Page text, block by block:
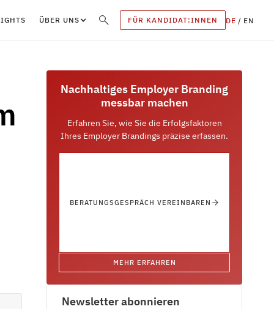
ÜBER UNS FÜR KANDIDAT:INNEN DE / EN
Nachhaltiges Employer Branding
messbar machen
Erfahren Sie, wie Sie die Erfolgsfaktoren
Ihres Employer Brandings präzise erfassen.
BERATUNGSGESPRÄCH VEREINBAREN
MEHR ERFAHREN
Newsletter abonnieren